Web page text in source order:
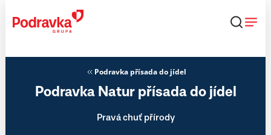
obsahu
Podravka přísada do jídel
Podravka Natur přísada do jídel
Pravá chuť přírody